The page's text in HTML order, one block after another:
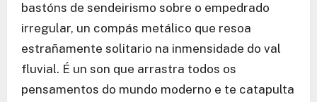
bastóns de sendeirismo sobre o empedrado
irregular, un compás metálico que resoa
estrañamente solitario na inmensidade do val
fluvial. É un son que arrastra todos os
pensamentos do mundo moderno e te catapulta